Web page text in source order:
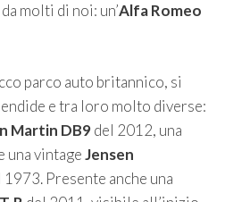
molti di noi: un’Alfa Romeo
parco auto britannico, si
e tra loro molto diverse:
Martin DB9del 2012, una
una vintageJensen
1973. Presente anche una